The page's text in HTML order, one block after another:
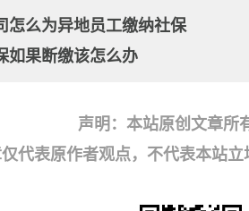
怎么为异地员工缴纳社保
如果断缴该怎么办
声明：本站原创文章所
代表原作者观点，不代表本站